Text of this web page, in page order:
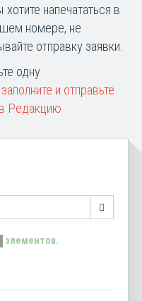
напечататься в
номере, не
отправку заявки.
одну
заполните и отправьте
Редакцию
элементов.